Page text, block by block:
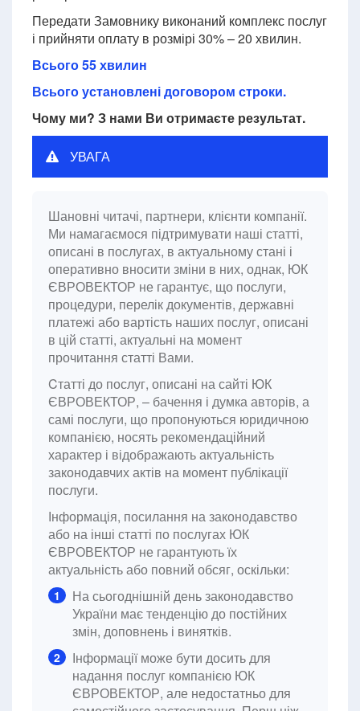
Передати Замовнику виконаний комплекс послуг
і прийняти оплату в розмірі 30% – 20 хвилин.
Всього 55 хвилин
Всього установлені договором строки.
Чому ми? З нами Ви отримаєте результат.
УВАГА
Шановні читачі, партнери, клієнти компанії.
Ми намагаємося підтримувати наші статті,
описані в послугах, в актуальному стані і
оперативно вносити зміни в них, однак, ЮК
ЄВРОВЕКТОР не гарантує, що послуги,
процедури, перелік документів, державні
платежі або вартість наших послуг, описані
в цій статті, актуальні на момент
прочитання статті Вами.
Cтатті до послуг, описані на сайті ЮК
ЄВРОВЕКТОР, – бачення і думка авторів, а
самі послуги, що пропонуються юридичною
компанією, носять рекомендаційний
характер і відображають актуальність
законодавчих актів на момент публікації
послуги.
Інформація, посилання на законодавство
або на інші статті по послугах ЮК
ЄВРОВЕКТОР не гарантують їх
актуальність або повний обсяг, оскільки:
1
На сьогоднішній день законодавство
України має тенденцію до постійних
змін, доповнень і винятків.
2
Інформації може бути досить для
надання послуг компанією ЮК
ЄВРОВЕКТОР, але недостатньо для